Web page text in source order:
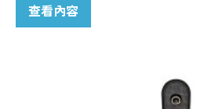
查看內容